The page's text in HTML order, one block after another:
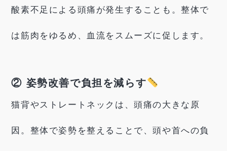
酸素不足による頭痛が発生することも。整体で
は筋肉をゆるめ、血流をスムーズに促します。
② 姿勢改善で負担を減らす
猫背やストレートネックは、頭痛の大きな原
因。整体で姿勢を整えることで、頭や首への負